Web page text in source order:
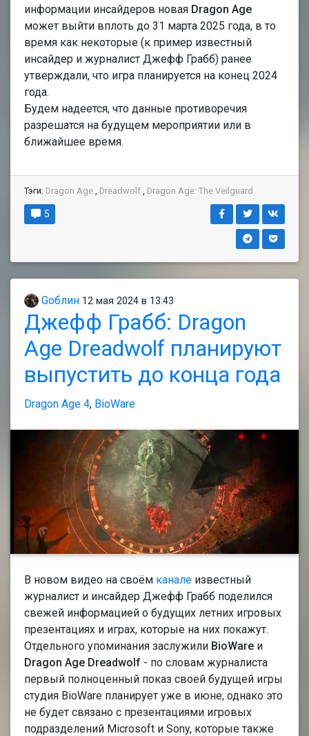
информации инсайдеров новая Dragon Age
может выйти вплоть до 31 марта 2025 года, в то
время как некоторые (к пример известный
инсайдер и журналист Джефф Грабб) ранее
утверждали, что игра планируется на конец 2024
года.
Будем надеется, что данные противоречия
разрешатся на будущем мероприятии или в
ближайшее время.
Тэги: Dragon Age Dreadwolf Dragon Age: The Veilguard
5
Gоблин 12 мая 2024 в 13:43
Джефф Грабб: Dragon
Age Dreadwolf планируют
выпустить до конца года
Dragon Age 4, BioWare
В новом видео на своём канале известный
журналист и инсайдер Джефф Грабб поделился
свежей информацией о будущих летних игровых
презентациях и играх, которые на них покажут.
Отдельного упоминания заслужили BioWare и
Dragon Age Dreadwolf - по словам журналиста
первый полноценный показ своей будущей игры
студия BioWare планирует уже в июне, однако это
не будет связано с презентациями игровых
подразделений Microsoft и Sony, которые также